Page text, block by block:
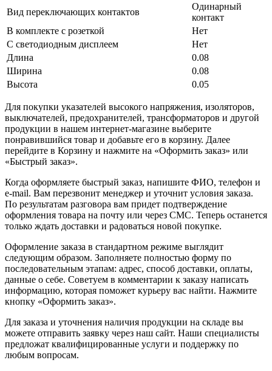
Вид переключающих контактов
Одинарный
контакт
В комплекте с розеткой
Нет
С светодиодным дисплеем
Нет
Длина
0.08
Ширина
0.08
Высота
0.05
Для покупки указателей высокого напряжения, изоляторов,
выключателей, предохранителей, трансформаторов и другой
продукции в нашем интернет-магазине выберите
понравившийся товар и добавьте его в корзину. Далее
перейдите в Корзину и нажмите на «Оформить заказ» или
«Быстрый заказ».
Когда оформляете быстрый заказ, напишите ФИО, телефон и
e-mail. Вам перезвонит менеджер и уточнит условия заказа.
По результатам разговора вам придет подтверждение
оформления товара на почту или через СМС. Теперь останется
только ждать доставки и радоваться новой покупке.
Оформление заказа в стандартном режиме выглядит
следующим образом. Заполняете полностью форму по
последовательным этапам: адрес, способ доставки, оплаты,
данные о себе. Советуем в комментарии к заказу написать
информацию, которая поможет курьеру вас найти. Нажмите
кнопку «Оформить заказ».
Для заказа и уточнения наличия продукции на складе вы
можете отправить заявку через наш сайт. Наши специалисты
предложат квалифицированные услуги и поддержку по
любым вопросам.